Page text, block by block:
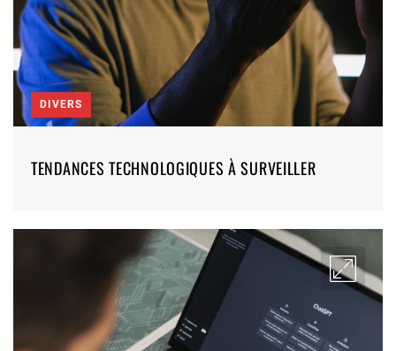
DIVERS
TENDANCES TECHNOLOGIQUES À SURVEILLER